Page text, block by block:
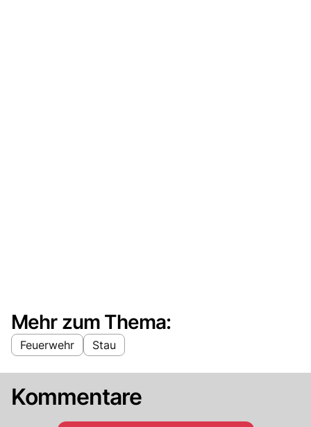
Mehr zum Thema:
Feuerwehr Stau
Kommentare